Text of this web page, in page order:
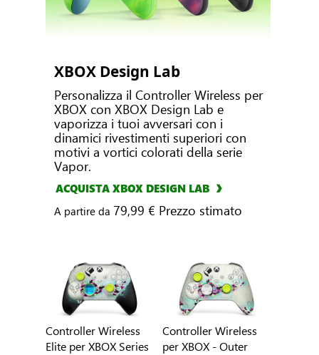
XBOX Design Lab
Personalizza il Controller Wireless per
XBOX con XBOX Design Lab e
vaporizza i tuoi avversari con i
dinamici rivestimenti superiori con
motivi a vortici colorati della serie
Vapor.
ACQUISTA XBOX DESIGN LAB
A partire da 79,99 € Prezzo stimato
Controller Wireless
Elite per XBOX Series
Controller Wireless
per XBOX - Outer